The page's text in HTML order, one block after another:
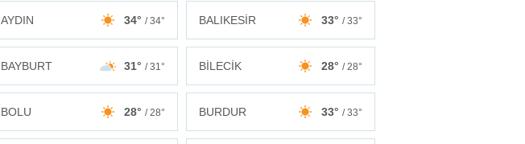
AYDIN 34° / 34° BALIKESİR 33° / 33°
BAYBURT 31° / 31° BİLECİK 28° / 28°
BOLU 28° / 28° BURDUR 33° / 33°